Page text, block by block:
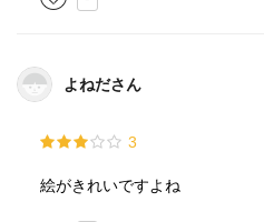
よねださん
3
絵がきれいですよね